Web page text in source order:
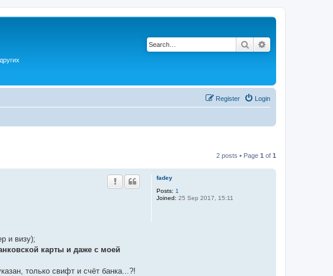
Search
Login
Register
2 posts • Page 1 of 1
fadey
Posts: 1
Joined: 25 Sep 2017, 15:11
и визу);
карты и даже с моей
только свифт и счёт банка...?!